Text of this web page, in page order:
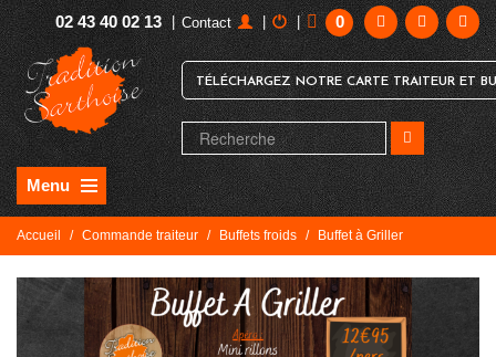
02 43 40 02 13 | Contact | | 0
TÉLÉCHARGEZ NOTRE CARTE TRAITEUR ET
Menu
Accueil / Commande traiteur / Buffets froids / Buffet à Griller